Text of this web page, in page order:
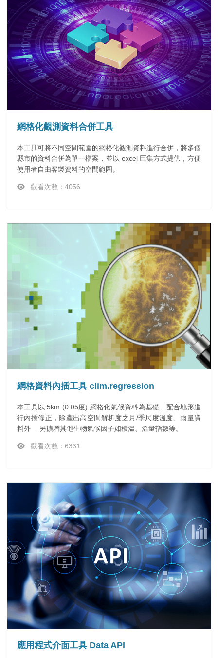
網格化觀測資料合併工具
本工具可將不同空間範圍的網格化觀測資料進行合併，將多個
縣市的資料合併為單一檔案，並以 excel 巨集方式提供，方便
使用者自由客製資料的空間範圍。
觀看次數：4056
網格資料內插工具 clim.regression
本工具以 5km (0.05度) 網格化氣候資料為基礎，配合地形進
行內插修正，除產出高空間解析度之月/季尺度溫度、雨量資
料外 ，另擴增其他生物氣候因子如積溫、溫量指數等。
觀看次數：6331
應用程式介面工具 Data API